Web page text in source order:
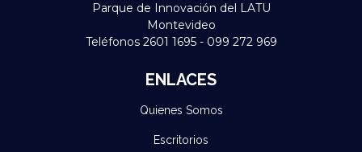
Parque de Innovación del LATU
Montevideo
Teléfonos 2601 1695 - 099 272 969
ENLACES
Quienes Somos
Escritorios